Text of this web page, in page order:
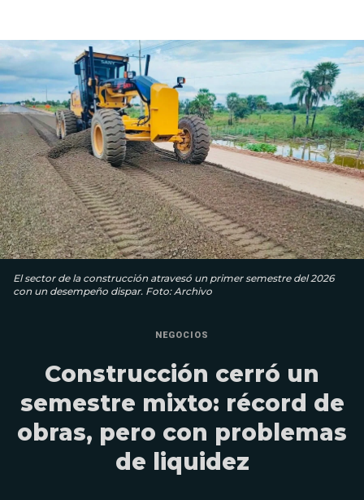
El sector de la construcción atravesó un primer semestre del 2026
con un desempeño dispar. Foto: Archivo
NEGOCIOS
Construcción cerró un
semestre mixto: récord de
obras, pero con problemas
de liquidez